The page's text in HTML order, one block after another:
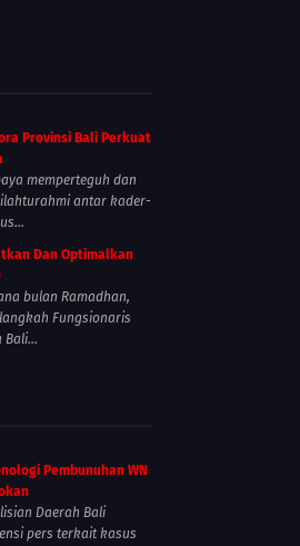
Provinsi Bali Perkuat
memperteguh dan
antar kader-
Dan Optimalkan
bulan Ramadhan,
Fungsionaris
Bali...
Pembunuhan WN
Daerah Bali
pers terkait kasus